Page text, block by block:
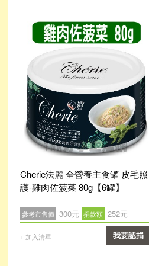
Cherie法麗 全營養主食罐 皮毛照
護-雞肉佐菠菜 80g【6罐】
參考市售價 300元 捐款額 252元
+ 加入清單 我要認捐